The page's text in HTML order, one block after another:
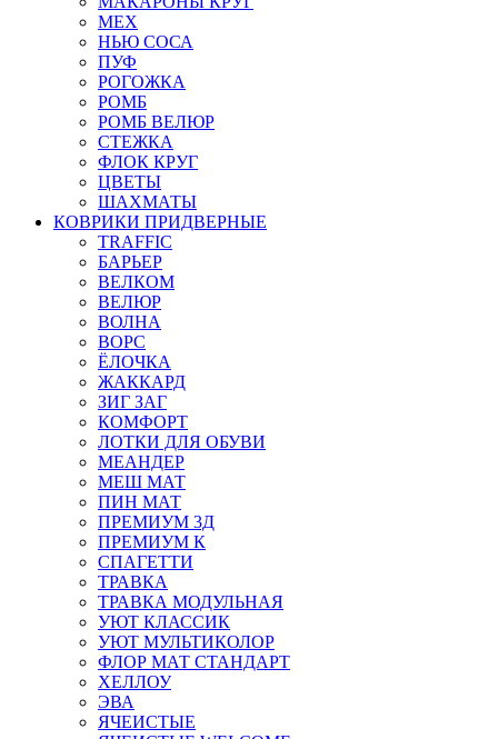
МЕХ
НЬЮ СОСА
ПУФ
РОГОЖКА
РОМБ
РОМБ ВЕЛЮР
СТЕЖКА
ФЛОК КРУГ
ЦВЕТЫ
ШАХМАТЫ
КОВРИКИ ПРИДВЕРНЫЕ
TRAFFIC
БАРЬЕР
ВЕЛКОМ
ВЕЛЮР
ВОЛНА
ВОРС
ЁЛОЧКА
ЖАККАРД
ЗИГ ЗАГ
КОМФОРТ
ЛОТКИ ДЛЯ ОБУВИ
МЕАНДЕР
МЕШ МАТ
ПИН МАТ
ПРЕМИУМ 3Д
ПРЕМИУМ К
СПАГЕТТИ
ТРАВКА
ТРАВКА МОДУЛЬНАЯ
УЮТ КЛАССИК
УЮТ МУЛЬТИКОЛОР
ФЛОР МАТ СТАНДАРТ
ХЕЛЛОУ
ЭВА
ЯЧЕИСТЫЕ